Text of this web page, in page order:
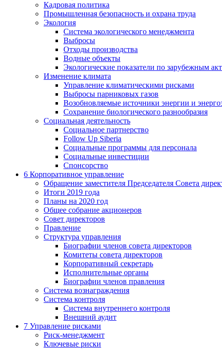
Кадровая политика
Промышленная безопасность и охрана труда
Экология
Система экологического менеджмента
Выбросы
Отходы производства
Водные объекты
Экологические показатели по зарубежным
Изменение климата
Управление климатическими рисками
Выбросы парниковых газов
Возобновляемые источники энергии и
Сохранение биологического разнообразия
Социальная деятельность
Социальное партнерство
Follow Up Siberia
Социальные программы для персонала
Социальные инвестиции
Спонсорство
6 Корпоративное управление
Обращение заместителя Председателя Совета
Итоги 2019 года
Планы на 2020 год
Общее собрание акционеров
Совет директоров
Правление
Структура управления
Биографии членов совета директоров
Комитеты совета директоров
Корпоративный секретарь
Исполнительные органы
Биографии членов правления
Система вознаграждения
Система контроля
Система внутреннего контроля
Внешний аудит
7 Управление рисками
Риск-менеджмент
Ключевые риски